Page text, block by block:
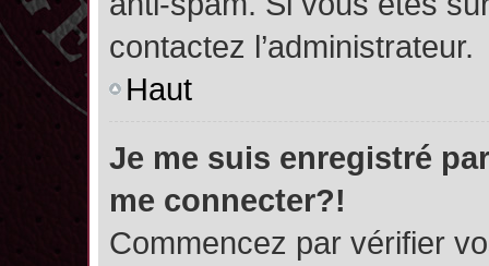
contactez l’administrateur.
Haut
Je me suis enregistré
me connecter?!
Commencez par vérifier